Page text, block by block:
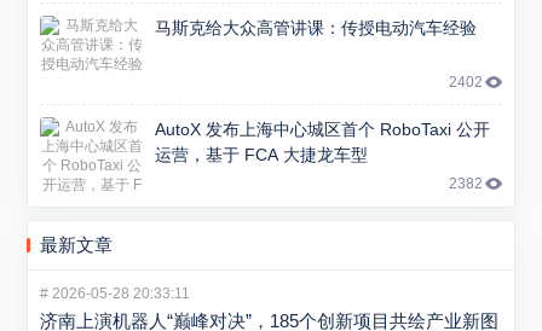
马斯克给大众高管讲课：传授电动汽车经验
2402
AutoX 发布上海中心城区首个 RoboTaxi 公开
运营，基于 FCA 大捷龙车型
2382
最新文章
#2026-05-28 20:33:11
济南上演机器人“巅峰对决”，185个创新项目共绘产业新图